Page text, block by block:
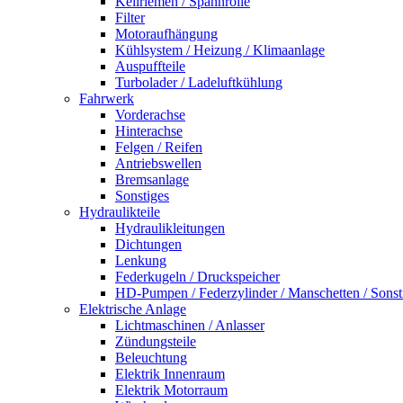
Filter
Motoraufhängung
Kühlsystem / Heizung / Klimaanlage
Auspuffteile
Turbolader / Ladeluftkühlung
Fahrwerk
Vorderachse
Hinterachse
Felgen / Reifen
Antriebswellen
Bremsanlage
Sonstiges
Hydraulikteile
Hydraulikleitungen
Dichtungen
Lenkung
Federkugeln / Druckspeicher
HD-Pumpen / Federzylinder / Manschetten /
Elektrische Anlage
Lichtmaschinen / Anlasser
Zündungsteile
Beleuchtung
Elektrik Innenraum
Elektrik Motorraum